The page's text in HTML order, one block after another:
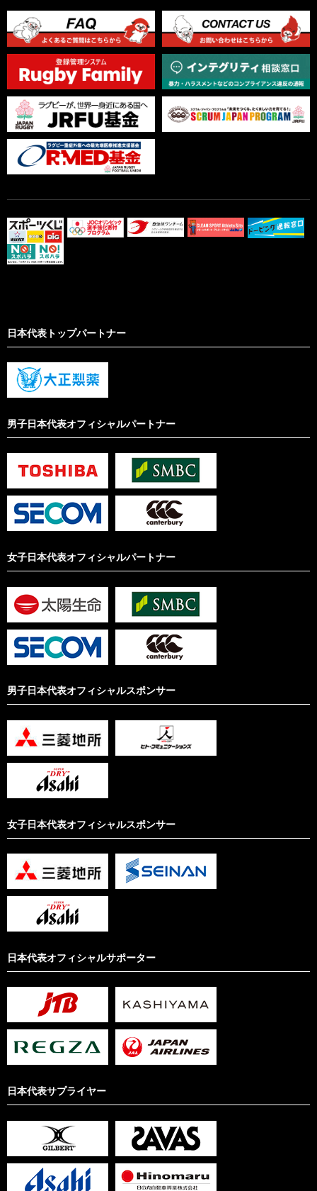
日本代表トップパートナー
男子日本代表オフィシャルパートナー
女子日本代表オフィシャルパートナー
男子日本代表オフィシャルスポンサー
女子日本代表オフィシャルスポンサー
日本代表オフィシャルサポーター
日本代表サプライヤー